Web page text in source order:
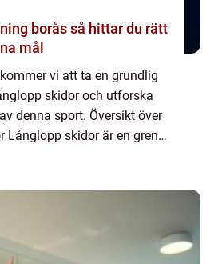
så hittar du rätt
mål
vi att ta en grundlig
skidor och utforska
denna sport. Översikt över
Långlopp skidor är en gren